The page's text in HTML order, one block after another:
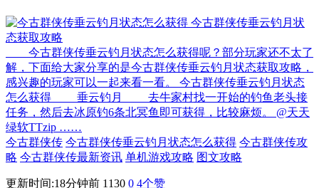
今古群侠传垂云钓月状态怎么获得呢？部分玩家还不太了
解，下面给大家分享的是今古群侠传垂云钓月状态获取攻略，
感兴趣的玩家可以一起来看一看。 今古群侠传垂云钓月状态
怎么获得 垂云钓月 去牛家村找一开始的钓鱼老头接
任务，然后去冰原钓6条北冥鱼即可获得，比较麻烦。 @天天
绿软TTzip ……
今古群侠传 今古群侠传垂云钓月状态怎么获得 今古群侠传攻
略 今古群侠传最新资讯 单机游戏攻略 图文攻略
更新时间:18分钟前 1130 0 4个赞